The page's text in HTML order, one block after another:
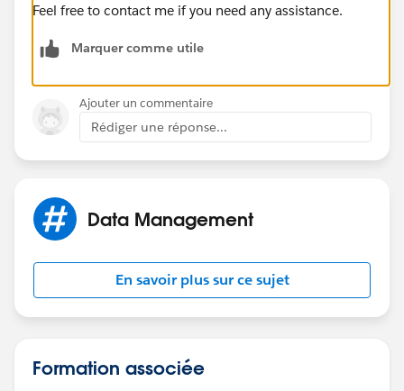
Feel free to contact me if you need any assistance.
Marquer comme utile
Ajouter un commentaire
Rédiger une réponse...
Data Management
En savoir plus sur ce sujet
Formation associée